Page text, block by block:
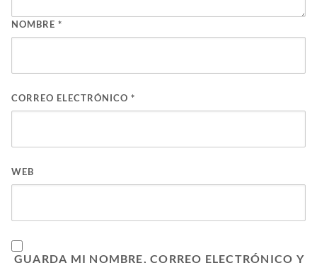
NOMBRE *
CORREO ELECTRÓNICO *
WEB
GUARDA MI NOMBRE, CORREO ELECTRÓNICO Y